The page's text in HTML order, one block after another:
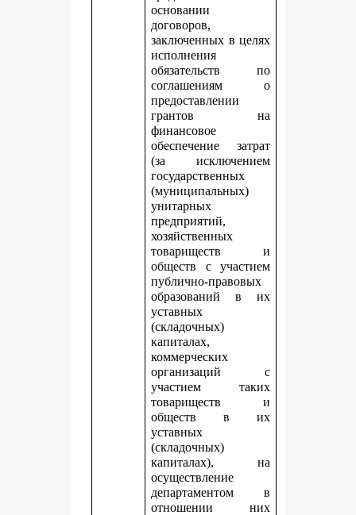
основании
договоров,
заключенных в целях
исполнения
обязательств по
соглашениям о
предоставлении
грантов на
финансовое
обеспечение затрат
(за исключением
государственных
(муниципальных)
унитарных
предприятий,
хозяйственных
товариществ и
обществ с участием
публично-правовых
образований в их
уставных
(складочных)
капиталах,
коммерческих
организаций с
участием таких
товариществ и
обществ в их
уставных
(складочных)
капиталах), на
осуществление
департаментом в
отношении них